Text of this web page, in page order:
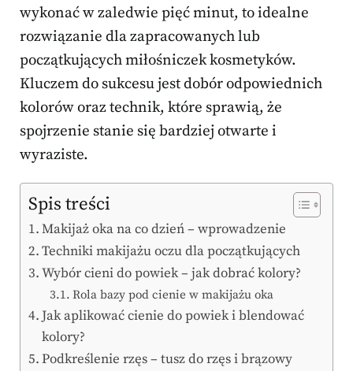
wykonać w zaledwie pięć minut, to idealne
rozwiązanie dla zapracowanych lub
początkujących miłośniczek kosmetyków.
Kluczem do sukcesu jest dobór odpowiednich
kolorów oraz technik, które sprawią, że
spojrzenie stanie się bardziej otwarte i
wyraziste.
Spis treści
Makijaż oka na co dzień – wprowadzenie
Techniki makijażu oczu dla początkujących
Wybór cieni do powiek – jak dobrać kolory?
Rola bazy pod cienie w makijażu oka
Jak aplikować cienie do powiek i blendować
kolory?
Podkreślenie rzęs – tusz do rzęs i brązowy